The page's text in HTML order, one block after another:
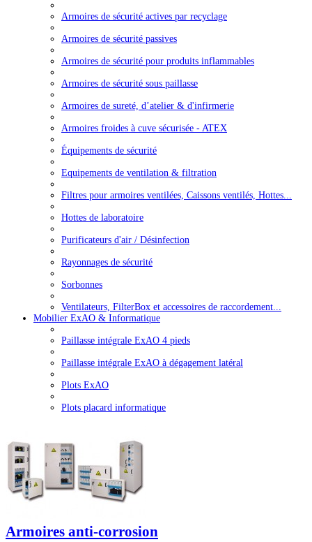
Armoires de sécurité actives par recyclage
Armoires de sécurité passives
Armoires de sécurité pour produits inflammables
Armoires de sécurité sous paillasse
Armoires de sureté, d’atelier & d'infirmerie
Armoires froides à cuve sécurisée - ATEX
Équipements de sécurité
Equipements de ventilation & filtration
Filtres pour armoires ventilées, Caissons ventilés, Hottes...
Hottes de laboratoire
Purificateurs d'air / Désinfection
Rayonnages de sécurité
Sorbonnes
Ventilateurs, FilterBox et accessoires de raccordement...
Mobilier ExAO & Informatique
Paillasse intégrale ExAO 4 pieds
Paillasse intégrale ExAO à dégagement latéral
Plots ExAO
Plots placard informatique
Armoires anti-corrosion